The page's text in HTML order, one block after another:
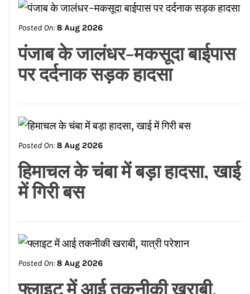
Posted On: 8 Aug 2026
पंजाब के जालंधर-मकसूदा बाईपास
पर दर्दनाक सड़क हादसा
Posted On:8 Aug 2026
हिमाचल के चंबा में बड़ा हादसा, खाई
Posted On:8 Aug 2026